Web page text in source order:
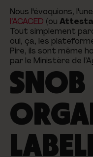
Nous l'évoquions,
l’ACACED (ou
Tout simplement
oui, ça, les
Pire, ils sont même
par le Ministère de